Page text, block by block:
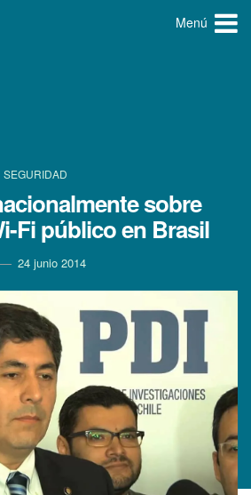
Menú
SEGURIDAD
sobre
Fi público en Brasil
24 junio 2014